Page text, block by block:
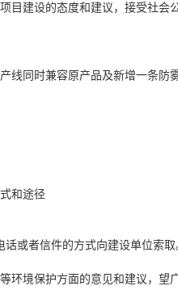
目建设的态度和建议，接受社会
线同时兼容原产品及新增一条防
和途径
或者信件的方式向建设单位索取
境保护方面的意见和建议，望